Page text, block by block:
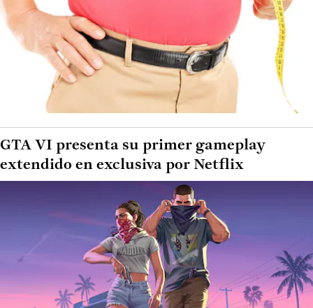
GTA VI presenta su primer gameplay
extendido en exclusiva por Netflix